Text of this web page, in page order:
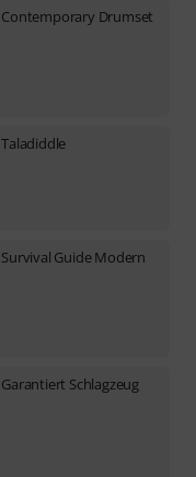
Contemporary Drumset
Taladiddle
Survival Guide Modern
Garantiert Schlagzeug